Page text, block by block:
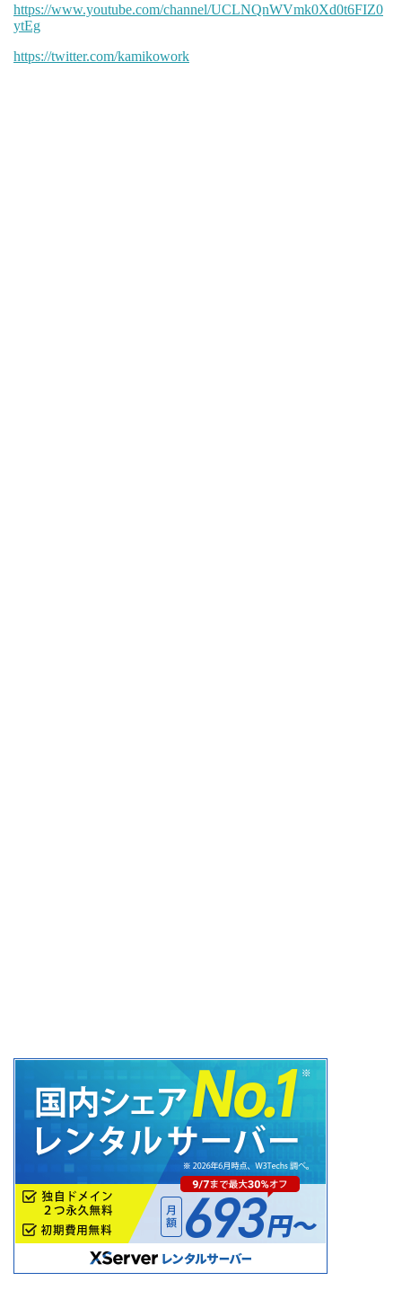
https://www.youtube.com/channel/UCLNQnWVmk0Xd0t6FIZ0
ytEg
https://twitter.com/kamikowork